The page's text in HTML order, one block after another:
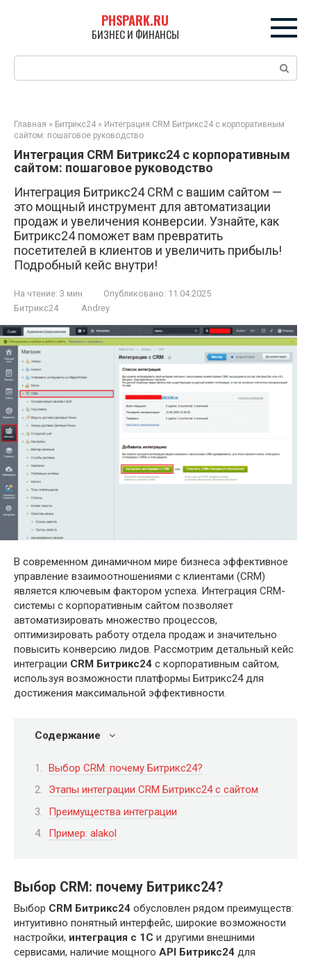
PHSPARK.RU
БИЗНЕС И ФИНАНСЫ
Поиск:
Главная » Битрикс24 » Интеграция CRM Битрикс24 с корпоративным
сайтом: пошаговое руководство
Интеграция CRM Битрикс24 с корпоративным
сайтом: пошаговое руководство
Интеграция Битрикс24 CRM с вашим сайтом —
это мощный инструмент для автоматизации
продаж и увеличения конверсии. Узнайте, как
Битрикс24 поможет вам превратить
посетителей в клиентов и увеличить прибыль!
Подробный кейс внутри!
На чтение: 3 мин Опубликовано: 11.04.2025
Битрикс24
Andrey
В современном динамичном мире бизнеса эффективное
управление взаимоотношениями с клиентами (CRM)
является ключевым фактором успеха. Интеграция CRM-
системы с корпоративным сайтом позволяет
автоматизировать множество процессов,
оптимизировать работу отдела продаж и значительно
повысить конверсию лидов. Рассмотрим детальный кейс
интеграции CRM Битрикс24 с корпоративным сайтом,
используя возможности платформы Битрикс24 для
достижения максимальной эффективности.
Содержание
Выбор CRM: почему Битрикс24?
Этапы интеграции CRM Битрикс24 с сайтом
Преимущества интеграции
Пример: alakol
Выбор CRM: почему Битрикс24?
Выбор CRM Битрикс24 обусловлен рядом преимуществ:
интуитивно понятный интерфейс, широкие возможности
настройки, интеграция с 1С и другими внешними
сервисами, наличие мощного API Битрикс24 для